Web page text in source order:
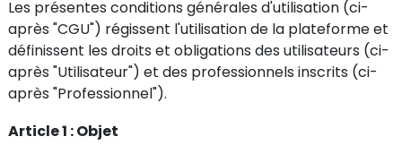
Les présentes conditions générales d'utilisation (ci-
après "CGU") régissent l'utilisation de la plateforme et
définissent les droits et obligations des utilisateurs (ci-
après "Utilisateur") et des professionnels inscrits (ci-
après "Professionnel").
Article 1 : Objet